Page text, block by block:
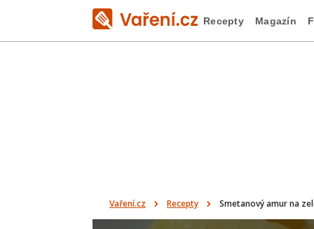
Recepty Magazín
Vaření.cz Recepty Smetanový amur na